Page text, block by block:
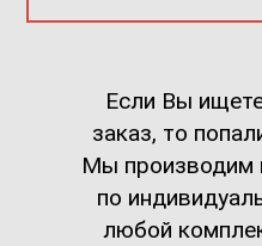
Если Вы
заказ, то
Мы производим
по
любой